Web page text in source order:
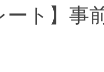
ート】事